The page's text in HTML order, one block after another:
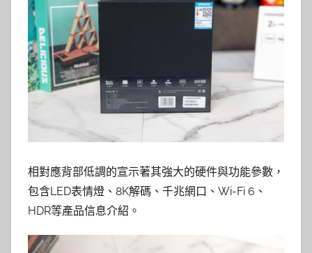
相對應背部低調的宣示著其強大的硬件與功能參數，
包含LED表情燈、8K解碼、千兆網口、Wi-Fi 6、
HDR等產品信息介紹。